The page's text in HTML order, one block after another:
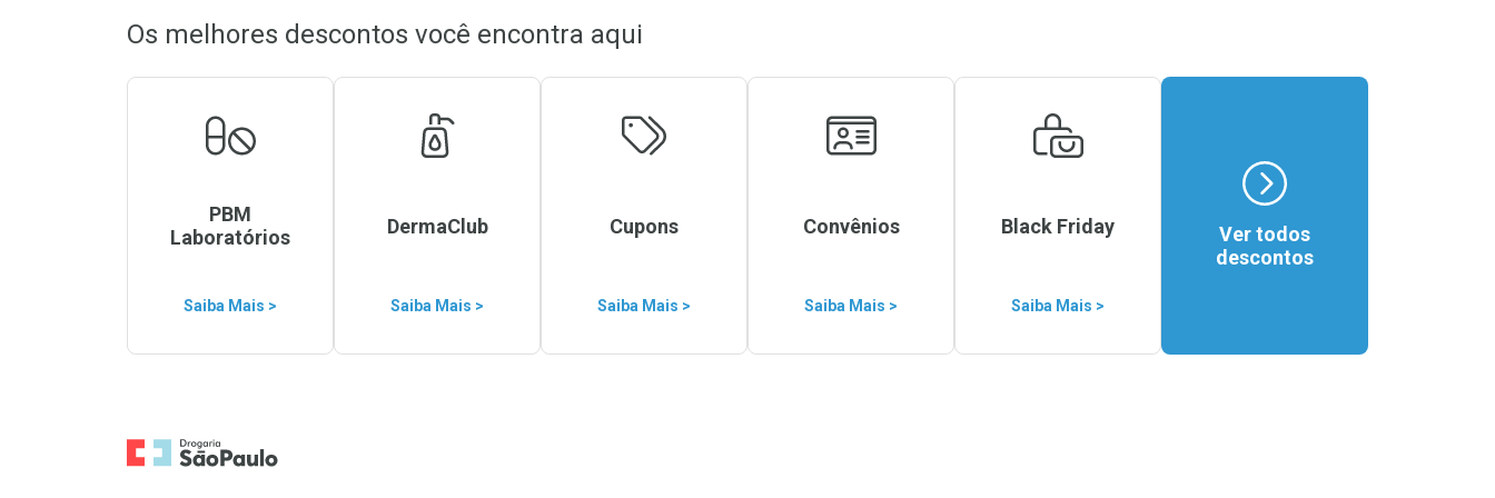
Os melhores descontos você encontra aqui
PBM
Laboratórios
Saiba Mais >
DermaClub
Saiba Mais >
Cupons
Saiba Mais >
Convênios
Saiba Mais >
Black Friday
Saiba Mais >
Ver todos
descontos
Ir para a Home